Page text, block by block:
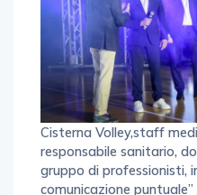
Cisterna Volley,staff
responsabile sanitario,
gruppo di professionisti,
comunicazione puntuale”